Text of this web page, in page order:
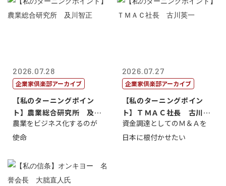
2026.07.28
企業家倶楽部アーカイブ
【私のターニングポイン
ト】農業総合研究所 及川
智正
農業をビジネス化するのが
使命
2026.07.27
企業家倶楽部アーカイブ
【私のターニングポイン
ト】ＴＭＡＣ社長 古川英
一
資金調達としてのＭ＆Ａを
日本に根付かせたい